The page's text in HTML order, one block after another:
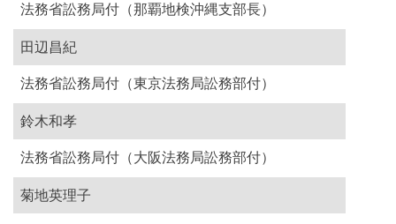
法務省訟務局付（那覇地検沖縄支部長）
田辺昌紀
法務省訟務局付（東京法務局訟務部付）
鈴木和孝
法務省訟務局付（大阪法務局訟務部付）
菊地英理子